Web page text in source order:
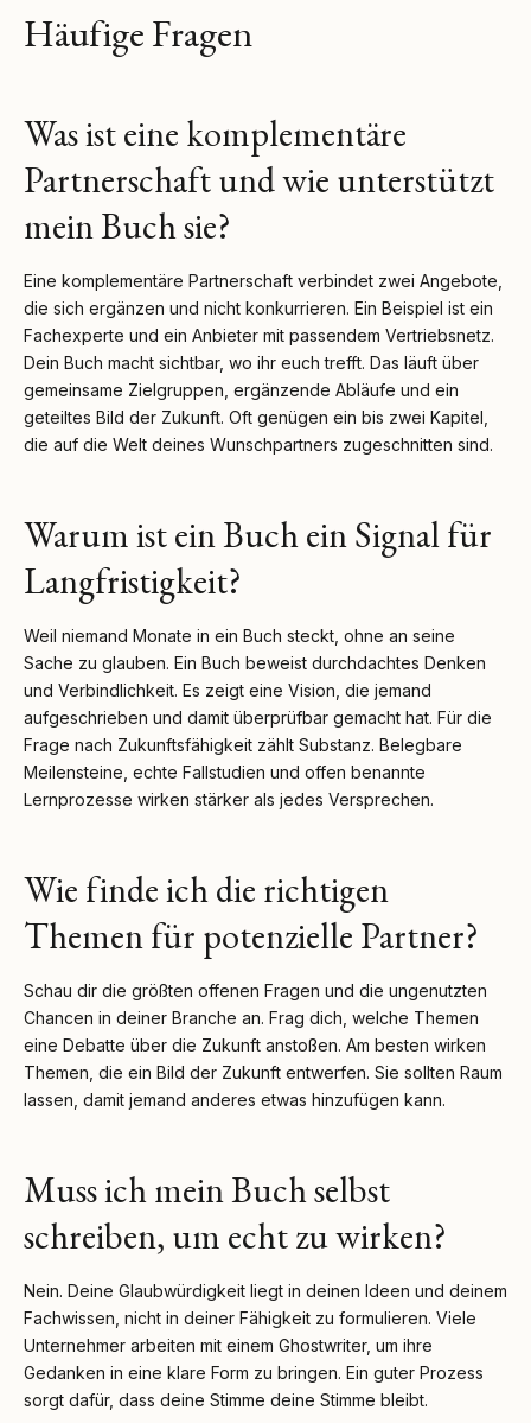
Häufige Fragen
Was ist eine komplementäre
Partnerschaft und wie unterstützt
mein Buch sie?
Eine komplementäre Partnerschaft verbindet zwei Angebote,
die sich ergänzen und nicht konkurrieren. Ein Beispiel ist ein
Fachexperte und ein Anbieter mit passendem Vertriebsnetz.
Dein Buch macht sichtbar, wo ihr euch trefft. Das läuft über
gemeinsame Zielgruppen, ergänzende Abläufe und ein
geteiltes Bild der Zukunft. Oft genügen ein bis zwei Kapitel,
die auf die Welt deines Wunschpartners zugeschnitten sind.
Warum ist ein Buch ein Signal für
Langfristigkeit?
Weil niemand Monate in ein Buch steckt, ohne an seine
Sache zu glauben. Ein Buch beweist durchdachtes Denken
und Verbindlichkeit. Es zeigt eine Vision, die jemand
aufgeschrieben und damit überprüfbar gemacht hat. Für die
Frage nach Zukunftsfähigkeit zählt Substanz. Belegbare
Meilensteine, echte Fallstudien und offen benannte
Lernprozesse wirken stärker als jedes Versprechen.
Wie finde ich die richtigen
Themen für potenzielle Partner?
Schau dir die größten offenen Fragen und die ungenutzten
Chancen in deiner Branche an. Frag dich, welche Themen
eine Debatte über die Zukunft anstoßen. Am besten wirken
Themen, die ein Bild der Zukunft entwerfen. Sie sollten Raum
lassen, damit jemand anderes etwas hinzufügen kann.
Muss ich mein Buch selbst
schreiben, um echt zu wirken?
Nein. Deine Glaubwürdigkeit liegt in deinen Ideen und deinem
Fachwissen, nicht in deiner Fähigkeit zu formulieren. Viele
Unternehmer arbeiten mit einem Ghostwriter, um ihre
Gedanken in eine klare Form zu bringen. Ein guter Prozess
sorgt dafür, dass deine Stimme deine Stimme bleibt.